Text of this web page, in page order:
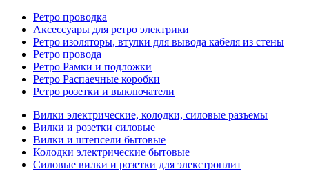
Ретро проводка
Аксессуары для ретро электрики
Ретро изоляторы, втулки для вывода кабеля из стены
Ретро провода
Ретро Рамки и подложки
Ретро Распаечные коробки
Ретро розетки и выключатели
Вилки электрические, колодки, силовые разъемы
Вилки и розетки силовые
Вилки и штепсели бытовые
Колодки электрические бытовые
Силовые вилки и розетки для элекстроплит